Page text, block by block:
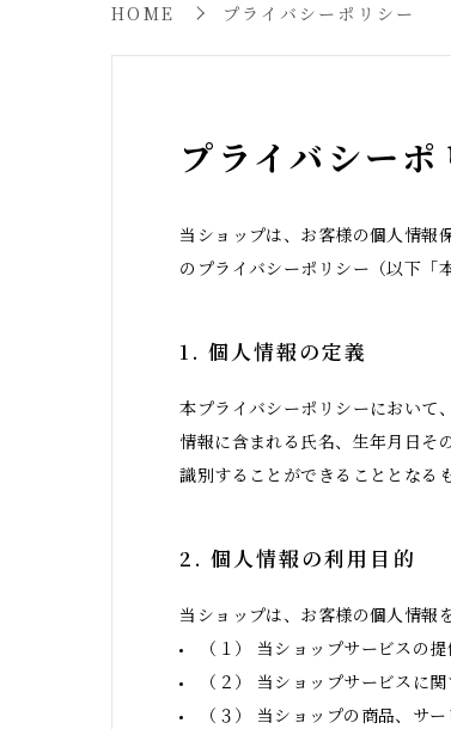
HOME プライバシーポリシー
プライバシーポ
当ショップは、お客様の個人情報
のプライバシーポリシー（以下「
1. 個人情報の定義
本プライバシーポリシーにおいて
情報に含まれる氏名、生年月日そ
識別することができることとなる
2. 個人情報の利用目的
当ショップは、お客様の個人情報
（１） 当ショップサービスの
（２） 当ショップサービスに
（３） 当ショップの商品、サ